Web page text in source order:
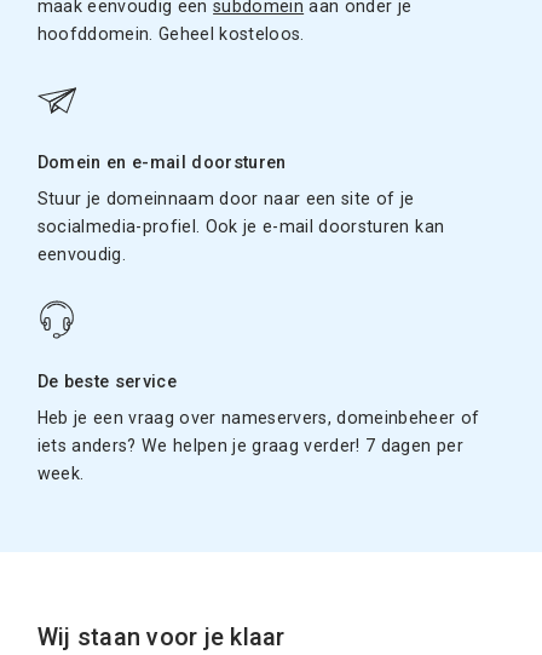
maak eenvoudig eensubdomein aan onder je
hoofddomein. Geheel kosteloos.
Domein en e-mail doorsturen
Stuur je domeinnaam door naar een site of je
socialmedia-profiel. Ook je e-mail doorsturen kan
eenvoudig.
De beste service
Heb je een vraag over nameservers, domeinbeheer of
iets anders? We helpen je graag verder! 7 dagen per
week.
Wij staan voor je klaar